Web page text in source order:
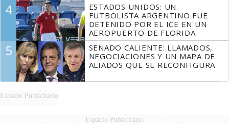
4
ESTADOS UNIDOS: UN
FUTBOLISTA ARGENTINO FUE
DETENIDO POR EL ICE EN UN
AEROPUERTO DE FLORIDA
5
SENADO CALIENTE: LLAMADOS,
NEGOCIACIONES Y UN MAPA DE
ALIADOS QUE SE RECONFIGURA
Espacio Publicitario
Espacio Publicitario